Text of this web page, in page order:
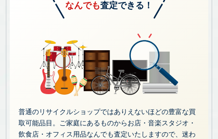
なんでも査定できる！
普通のリサイクルショップではありえないほどの豊富な買
取可能品目。ご家庭にあるものからお店・音楽スタジオ・
飲食店・オフィス用品なんでも査定いたしますので、迷わ